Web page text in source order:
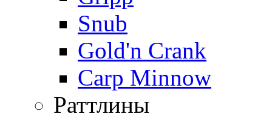
Snub
Gold'n Crank
Carp Minnow
Раттлины